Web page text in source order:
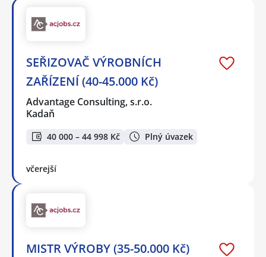
SEŘIZOVAČ VÝROBNÍCH
ZAŘÍZENÍ (40-45.000 Kč)
Advantage Consulting, s.r.o.
Kadaň
40 000 – 44 998 Kč Plný úvazek
včerejší
MISTR VÝROBY (35-50.000 Kč)